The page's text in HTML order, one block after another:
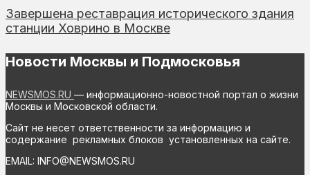
Завершена реставрация исторического здания
станции Ховрино в Москве
Новости Москвы и Подмосковья
NEWSMOS.RU — информационно-новостной портал о жизни
Москвы и Московской области.
Сайт не несет ответственности за информацию и
содержание рекламных блоков установленных на сайте.
EMAIL: INFO@NEWSMOS.RU